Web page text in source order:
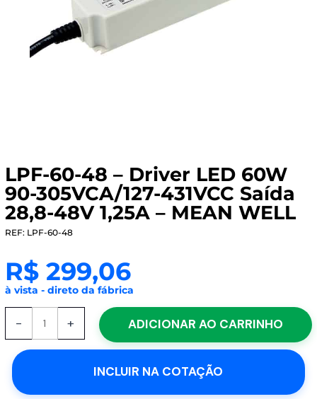
LPF-60-48 – Driver LED 60W
90-305VCA/127-431VCC Saída
28,8-48V 1,25A – MEAN WELL
REF: LPF-60-48
R$299,06
à vista - direto da fábrica
-
Driver
LED
+ ADICIONAR AO CARRINHO
INCLUIR NA COTAÇÃO